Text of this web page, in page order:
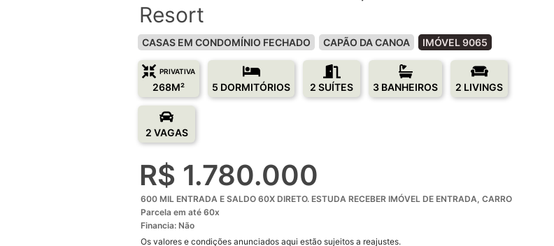
Resort
CASAS EM CONDOMÍNIO FECHADO CAPÃO DA CANOA IMÓVEL 9065
PRIVATIVA
268M² 5 DORMITÓRIOS 2 SUÍTES 3 BANHEIROS 2 LIVINGS
2 VAGAS
R$ 1.780.000
600 MIL ENTRADA E SALDO 60X DIRETO. ESTUDA RECEBER IMÓVEL DE ENTRADA, CARRO
Parcela em até 60x
Financia: Não
Os valores e condições anunciados aqui estão sujeitos a reajustes.